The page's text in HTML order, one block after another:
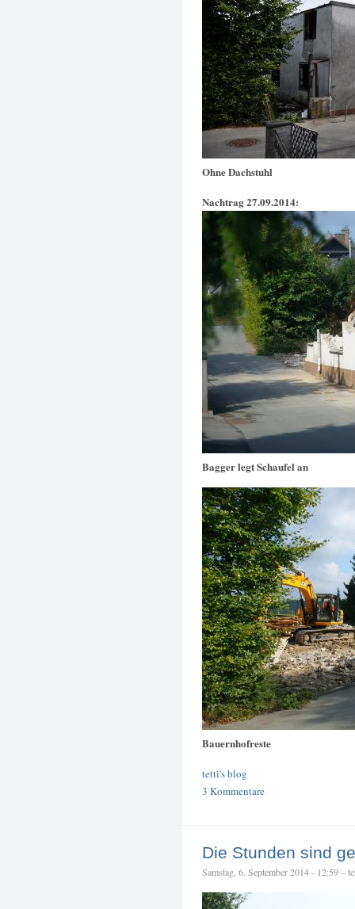
Ohne Dachstuhl
Nachtrag 27.09.2014:
Bagger legt Schaufel an
Bauernhofreste
tetti's blog
3 Kommentare
Die Stunden sind
Samstag, 6. September 2014 - 12:59 –